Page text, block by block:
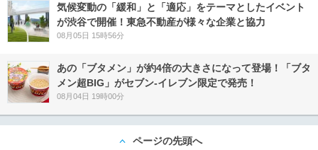
気候変動の「緩和」と「適応」をテーマとしたイベント
が渋谷で開催！東急不動産が様々な企業と協力
08月05日 15時56分
あの「ブタメン」が約4倍の大きさになって登場！「ブタ
メン超BIG」がセブン‐イレブン限定で発売！
08月04日 19時00分
ページの先頭へ